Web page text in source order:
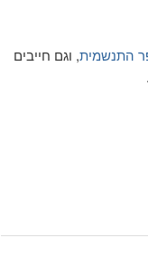
התנשמית, וגם חייבים